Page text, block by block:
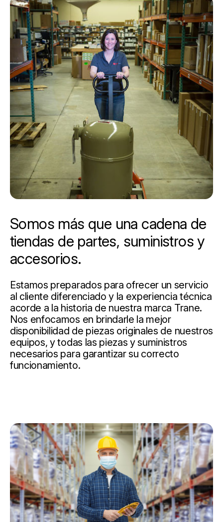
Somos más que una cadena de
tiendas de partes, suministros y
accesorios.
Estamos preparados para ofrecer un servicio
al cliente diferenciado y la experiencia técnica
acorde a la historia de nuestra marca Trane.
Nos enfocamos en brindarle la mejor
disponibilidad de piezas originales de nuestros
equipos, y todas las piezas y suministros
necesarios para garantizar su correcto
funcionamiento.